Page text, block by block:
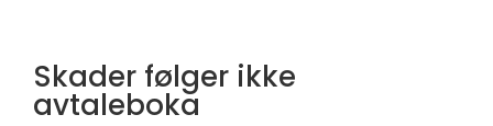
Skader følger ikke
avtaleboka